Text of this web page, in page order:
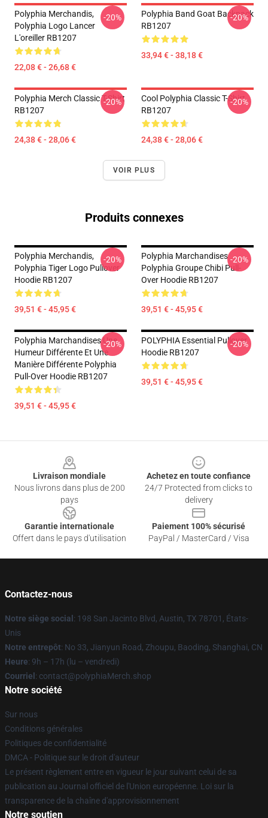
Polyphia Merchandis,
Polyphia Logo Lancer
L'oreiller RB1207
22,08 € - 26,68 €
-20%
Polyphia Band Goat Backpack
RB1207
33,94 € - 38,18 €
-20%
Polyphia Merch Classic T-Shirt
RB1207
24,38 € - 28,06 €
-20%
Cool Polyphia Classic T-Shirt
RB1207
24,38 € - 28,06 €
-20%
VOIR PLUS
Produits connexes
Polyphia Merchandis,
Polyphia Tiger Logo Pullover
Hoodie RB1207
39,51 € - 45,95 €
-20%
Polyphia Marchandises
Polyphia Groupe Chibi Pull-
Over Hoodie RB1207
39,51 € - 45,95 €
-20%
Polyphia Marchandises Une
Humeur Différente Et Une
Manière Différente Polyphia
Pull-Over Hoodie RB1207
39,51 € - 45,95 €
-20%
POLYPHIA Essential Pullover
Hoodie RB1207
39,51 € - 45,95 €
-20%
Livraison mondiale
Nous livrons dans plus de 200
pays
Achetez en toute confiance
24/7 Protected from clicks to
delivery
Garantie internationale
Offert dans le pays d'utilisation
Paiement 100% sécurisé
PayPal / MasterCard / Visa
Contactez-nous
Notre siège social : 198 San Jacinto Blvd, Austin, TX 78701, États-
Unis
Notre entrepôt: No 33, Jianyun Road, Zhoupu, Baoding, Shanghai, CN
Heure: 9h – 17h (lu – vendredi)
Courriel : contact@polyphiaMerch.shop
Notre société
Sur nous
Conditions générales
Politiques de confidentialité
DMCA - Politique sur le droit d'auteur
Le présent règlement entre en vigueur le jour suivant celui de sa
publication au Journal officiel de l'Union européenne. Loi sur la
transparence de la chaîne d'approvisionnement
Notre soutien